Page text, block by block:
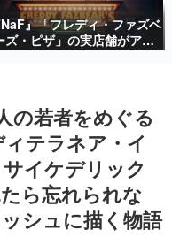
ジビュー数万以上！ などな
電ファミ渾身の“殿堂入り”記
々に製作時のエピソードをお
。『赫本』は、〈試験問題〉
です。
場を担う若きクリエイター達
』「フレディ・ファズベ
ズ・ピザ」の実店舗がアメ
の商業施設「American
型のホラー体験も楽しめる
の若者をめぐる
テラネア・イ
イケデリック
ら忘れられな
シュに描く物語